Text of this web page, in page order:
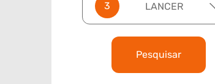
LANCER
Pesquisar